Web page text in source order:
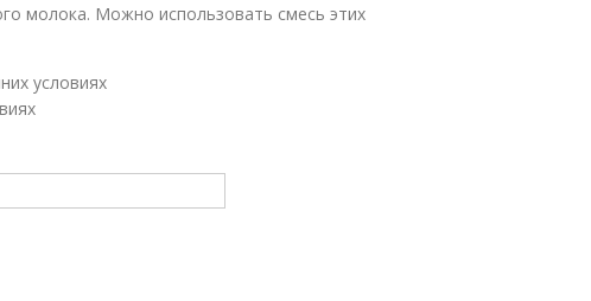
молока. Можно использовать смесь этих
условиях